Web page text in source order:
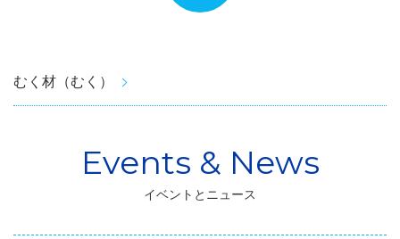
むく材（むく）
イベントとニュース